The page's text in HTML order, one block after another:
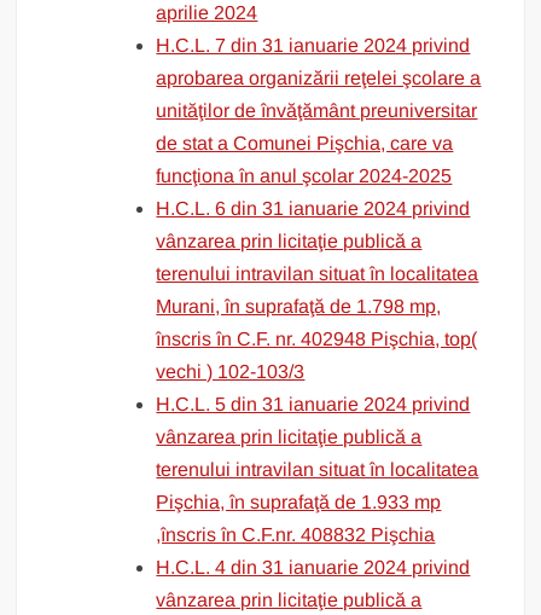
aprilie 2024
H.C.L. 7 din 31 ianuarie 2024 privind
aprobarea organizării reţelei şcolare a
unităţilor de învăţământ preuniversitar
de stat a Comunei Pişchia, care va
funcţiona în anul şcolar 2024-2025
H.C.L. 6 din 31 ianuarie 2024 privind
vânzarea prin licitaţie publică a
terenului intravilan situat în localitatea
Murani, în suprafaţă de 1.798 mp,
înscris în C.F. nr. 402948 Pişchia, top(
vechi ) 102-103/3
H.C.L. 5 din 31 ianuarie 2024 privind
vânzarea prin licitaţie publică a
terenului intravilan situat în localitatea
Pişchia, în suprafaţă de 1.933 mp
,înscris în C.F.nr. 408832 Pişchia
H.C.L. 4 din 31 ianuarie 2024 privind
vânzarea prin licitaţie publică a